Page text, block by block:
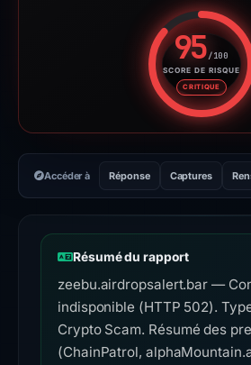
95/100
SCORE DE RISQUE
CRITIQUE
Score
Accéder à Réponse Captures
Résumé du rapport
zeebu.airdropsalert.bar —
indisponible (HTTP 502).
Crypto Scam. Résumé des
(ChainPatrol,